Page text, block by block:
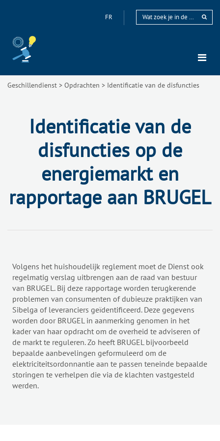
FR
Geschillendienst > Opdrachten > Identificatie van de disfuncties
Identificatie van de
disfuncties op de
energiemarkt en
rapportage aan BRUGEL
Volgens het huishoudelijk reglement moet de Dienst ook
regelmatig verslag uitbrengen aan de raad van bestuur
van BRUGEL. Bij deze rapportage worden terugkerende
problemen van consumenten of dubieuze praktijken van
Sibelga of leveranciers geïdentificeerd. Deze gegevens
worden door BRUGEL in aanmerking genomen in het
kader van haar opdracht om de overheid te adviseren of
de markt te reguleren. Zo heeft BRUGEL bijvoorbeeld
bepaalde aanbevelingen geformuleerd om de
elektriciteitsordonnantie aan te passen teneinde bepaalde
storingen te verhelpen die via de klachten vastgesteld
werden.